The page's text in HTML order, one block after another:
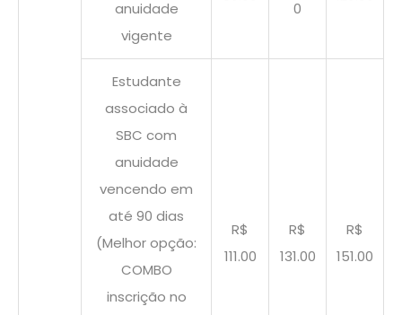
anuidade
vigente
0
Estudante
associado à
SBC com
anuidade
vencendo em
até 90 dias
(Melhor opção:
COMBO
inscrição no
R$
111.00
R$
131.00
R$
151.00